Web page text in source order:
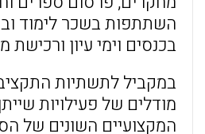
השתתפות בשכר לימוד
בכנסים וימי עיון
במקביל לתשתיות
מודלים של פעילויות
המקצועיים השונים של